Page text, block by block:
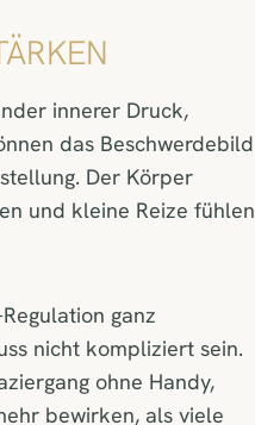
innerer Druck,
das Beschwerdebild
Der Körper
und kleine Reize fühlen
ganz
nicht kompliziert sein.
ohne Handy,
bewirken, als viele